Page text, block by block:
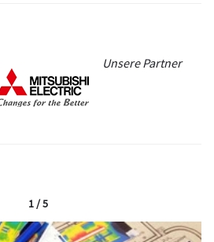
Unsere Partner
1 / 5